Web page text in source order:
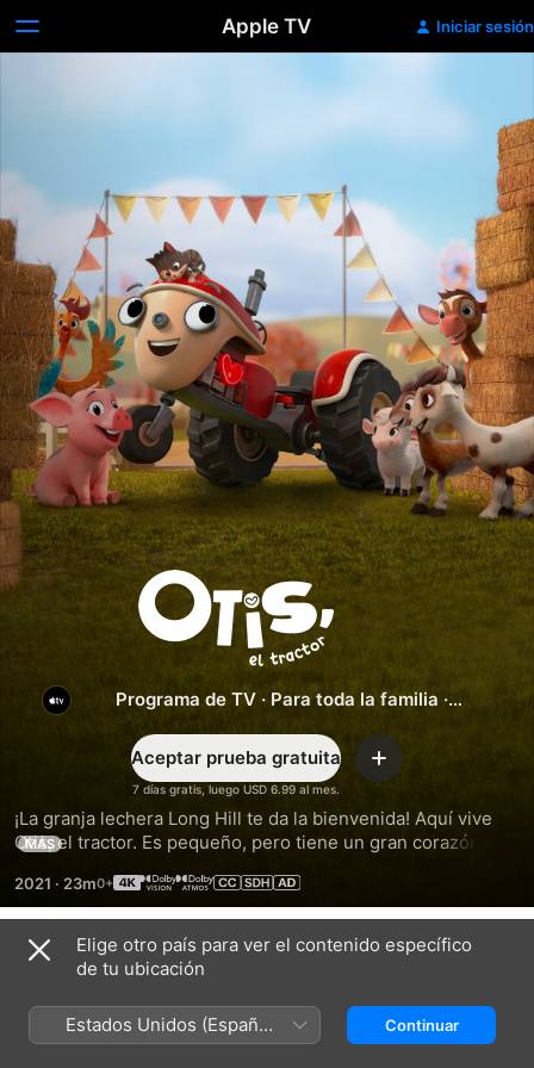
Apple TV Iniciar sesión
Otis,
el
tractor
Programa de TV · Para toda la familia ·
7 días gratis, luego USD 6.99 al mes.
Aceptar prueba gratuita Agregar
¡La granja lechera Long Hill te da la bienvenida! Aquí vive
Otis, el tractor. Es pequeño, pero tiene un gran corazón.
empieza a ayudar.
MÁS
2021 · 23m
Temporada 2
Elige otro país para ver el contenido específico
de tu ubicación
Estados Unidos (Español
México)
Continuar